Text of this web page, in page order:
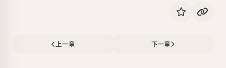
上一章 下一章